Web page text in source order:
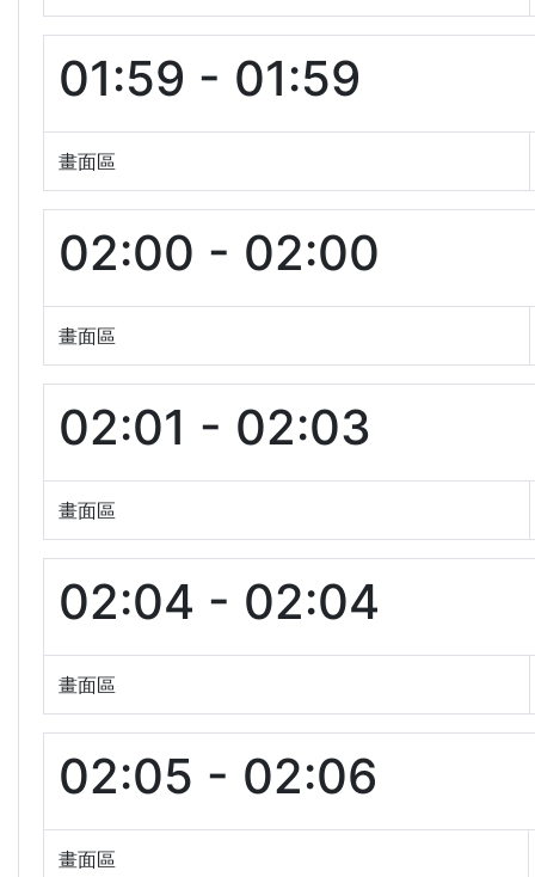
01:59 - 01:59
畫面區
02:00 - 02:00
畫面區
02:01 - 02:03
畫面區
02:04 - 02:04
畫面區
02:05 - 02:06
畫面區